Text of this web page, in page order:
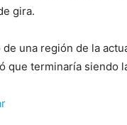
gira.
una región de la
que terminaría siendo